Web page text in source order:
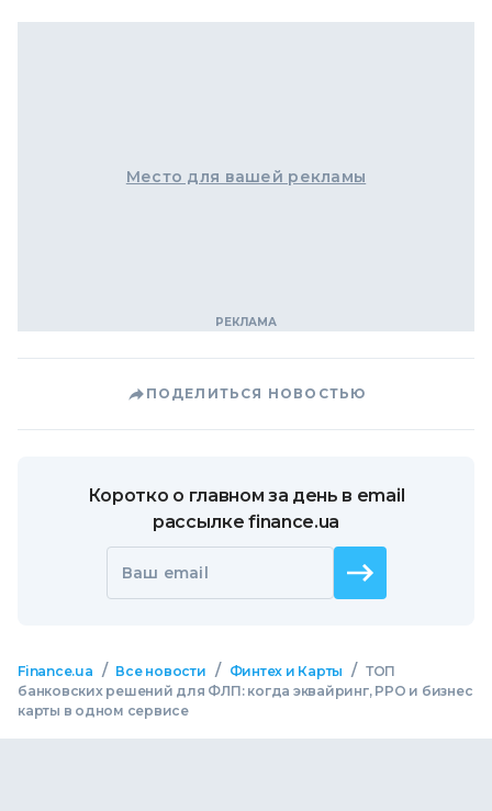
Место для вашей рекламы
ПОДЕЛИТЬСЯ НОВОСТЬЮ
Коротко о главном за день в email
рассылке finance.ua
Ваш email
Finance.ua / Все новости / Финтех и Карты / ТОП
банковских решений для ФЛП: когда эквайринг, РРО и бизнес
карты в одном сервисе